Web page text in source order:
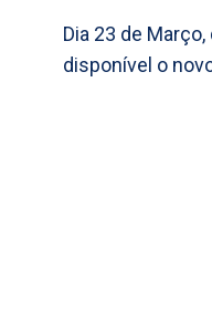
Dia 23 de
disponível o